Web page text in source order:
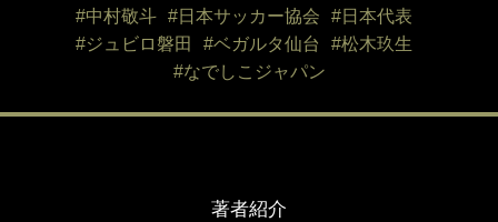
#中村敬斗
#日本サッカー協会
#日本代表
#ジュビロ磐田
#ベガルタ仙台
#松木玖生
#なでしこジャパン
著者紹介